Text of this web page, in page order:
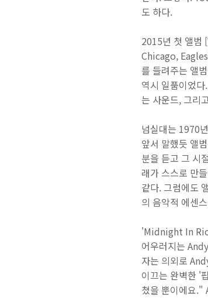
도 하다.
2015년 첫 앨범
Chicago,
를 들려주는 앨
역시 일품이었
는 사운드, 그리
넘실대는 1970
앞서 말했듯 앨
분을 듣고 그 시
래가 스스로 만
같다. 그럼에도
의 음악적 에센
'Midnight In
어우러지는
자는 의외로
이끄는 완벽한 '
쳤을 뿐이에요."